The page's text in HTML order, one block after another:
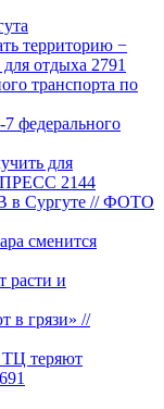
территорию −
для отдыха 2791
транспорта по
федерального
для
ПРЕСС 2144
в Сургуте // ФОТО
сменится
расти и
в грязи» //
ТЦ теряют